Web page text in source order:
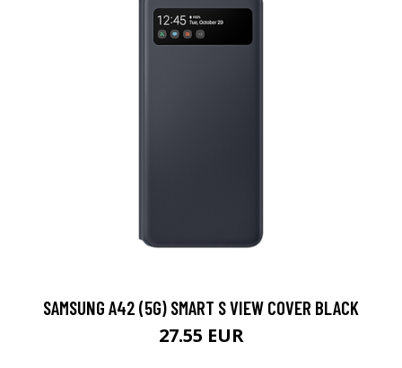
SAMSUNG A42 (5G) SMART S VIEW COVER BLACK
27.55 EUR